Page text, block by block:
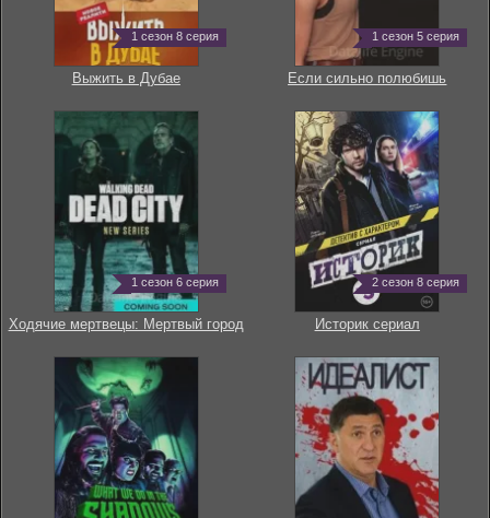
1 сезон 8 серия
Выжить в Дубае
1 сезон 5 серия
Если сильно полюбишь
1 сезон 6 серия
Ходячие мертвецы: Мертвый город
2 сезон 8 серия
Историк сериал